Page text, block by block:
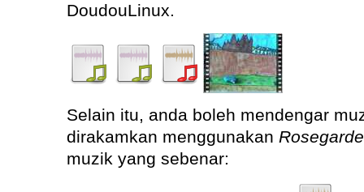
DoudouLinux.
Selain itu, anda boleh mendengar
dirakamkan menggunakan
muzik yang sebenar: